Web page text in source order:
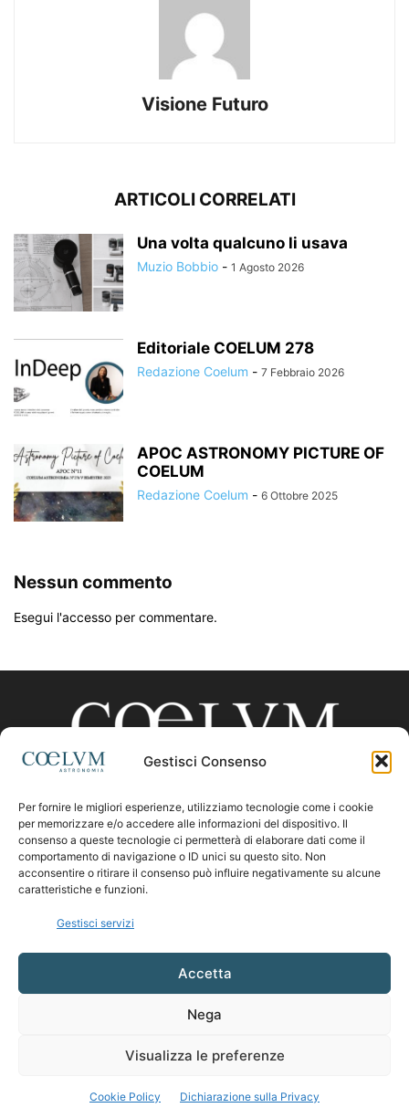
Gestisci Consenso
Per fornire le migliori esperienze, utilizziamo tecnologie come i cookie
per memorizzare e/o accedere alle informazioni del dispositivo. Il
consenso a queste tecnologie ci permetterà di elaborare dati come il
comportamento di navigazione o ID unici su questo sito. Non
acconsentire o ritirare il consenso può influire negativamente su alcune
caratteristiche e funzioni.
Gestisci servizi
Accetta
Nega
Visualizza le preferenze
Cookie Policy Dichiarazione sulla Privacy
Visione Futuro
ARTICOLI CORRELATI
Una volta qualcuno li usava
Muzio Bobbio - 1 Agosto 2026
Editoriale COELUM 278
Redazione Coelum - 7 Febbraio 2026
APOC ASTRONOMY PICTURE OF
COELUM
Redazione Coelum - 6 Ottobre 2025
Nessun commento
Esegui l'accesso per commentare.
CHI SIAMO
Contattaci:coelumastro@coelum.com